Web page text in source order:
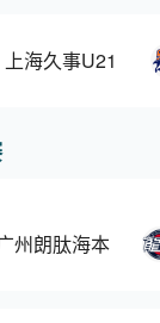
上海久事U21
州朗肽海本